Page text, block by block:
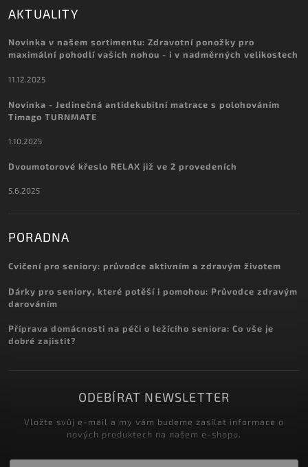
AKTUALITY
Novinka v našem sortimentu: Zdravotní ponožky pro
maximální pohodlí vašich nohou - i v nadměrných velikostech
11.12.2025
Novinka - Jedinečná antidekubitní matrace s polohováním
Timago TURNMATE
1.10.2025
Dvoumotorové křeslo RELAX již ve 2 provedeních
5.6.2025
PORADNA
Cvičení pro seniory: průvodce aktivním a zdravým životem
Dárky pro seniory, které potěší i pomohou: Průvodce zdravým
darováním
Příprava domácnosti na péči o ležícího seniora: Co vše je
dobré zajistit?
ODEBÍRAT NEWSLETTER
Vložte svůj e-mail a my vám budeme zasílat informace o
nových produktech na našem e-shopu.